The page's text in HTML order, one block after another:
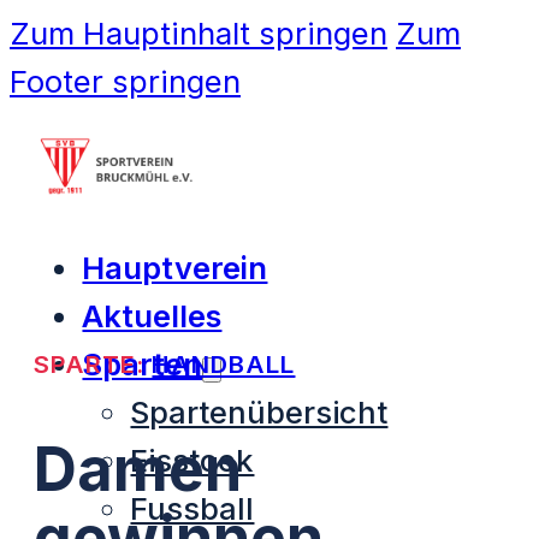
Zum Hauptinhalt springen Zum
Footer springen
Hauptverein
Aktuelles
Sparten
Spartenübersicht
Eisstock
Fussball
SPARTE:HANDBALL
Damen